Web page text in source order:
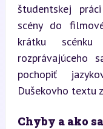
študentskej
scény do
krátku
rozprávajúceho
pochopiť
Dušekovho textu
Chyby a ako